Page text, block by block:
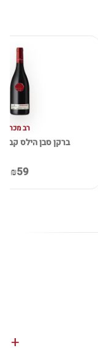
רב מכר
ברקן סבן הילס
₪59